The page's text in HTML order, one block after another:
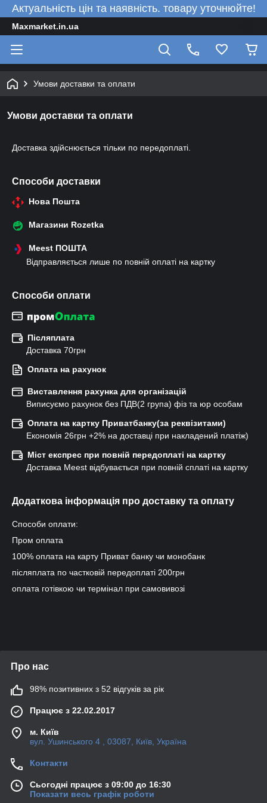
Актуальність цін та наявність. товару уточнюйте!
Maxmarket.in.ua
Умови доставки та оплати
Умови доставки та оплати
Доставка здійснюється тільки по передоплаті.
Способи доставки
Нова Пошта
Магазини Rozetka
Meest ПОШТА
Відправляється лише по повній оплаті на картку
Способи оплати
Післяплата
Доставка 70грн
Оплата на рахунок
Виставлення рахунка для організацій
Виписуємо рахунок без ПДВ(2 група) фіз та юр особам
Оплата на картку Приватбанку(за реквізитами)
Економія 26грн +2% на доставці при накладений платіж)
Міст експрес при повній передоплаті на картку
Доставка Meest відбувається при повній сплаті на картку
Додаткова інформація про доставку та оплату
Способи оплати:
Пром оплата
100% оплата на карту Приват банку чи монобанк
післяплата по частковій передоплаті 200грн
оплата готівкою чи термінал при самовивозі
Про нас
98% позитивних з 52 відгуків за рік
Працює з 22.02.2017
м. Київ
вул. Ушинського 4 , 03087, Київ, Україна
Контакти
Сьогодні працює з 09:00 до 16:30
Показати весь графік роботи